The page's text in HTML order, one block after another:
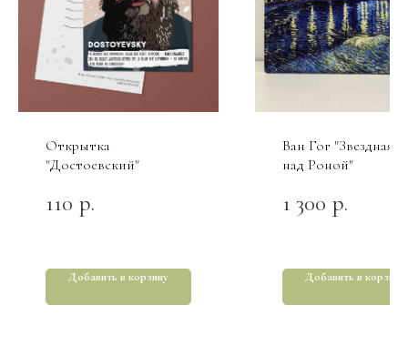
Открытка
"Достоевский"
110 р.
Добавить в корзину
Ван Гог "Звездная
над Роной"
1 300 р.
Добавить в корзину